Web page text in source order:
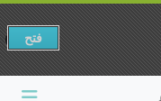
فتح